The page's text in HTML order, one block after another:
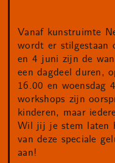
Vanaf kunstruimte
wordt er stilgestaan
en 4 juni zijn de
een dagdeel duren,
16.00 en woensdag
workshops zijn
kinderen, maar
Wil jij je stem laten
van deze speciale
aan!